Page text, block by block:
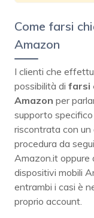
Come farsi
Amazon
I clienti che
possibilità di farsi
Amazon per
supporto
riscontrata con un
procedura da
Amazon.it oppure
dispositivi mobili
entrambi i casi è
proprio account.